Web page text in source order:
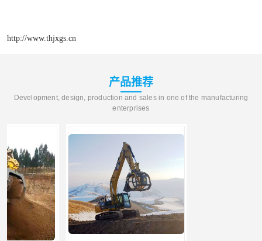
http://www.thjxgs.cn
产品推荐
Development, design, production and sales in one of the manufacturing
enterprises